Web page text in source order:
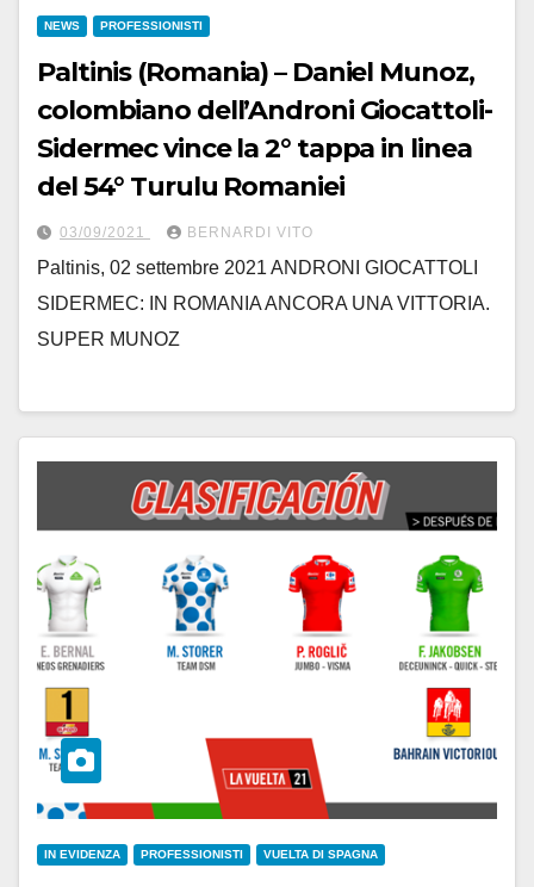
NEWS PROFESSIONISTI
Paltinis (Romania) – Daniel Munoz,
colombiano dell’Androni Giocattoli-
Sidermec vince la 2° tappa in linea
del 54° Turulu Romaniei
03/09/2021 BERNARDI VITO
Paltinis, 02 settembre 2021 ANDRONI GIOCATTOLI
SIDERMEC: IN ROMANIA ANCORA UNA VITTORIA.
SUPER MUNOZ
IN EVIDENZA PROFESSIONISTI VUELTA DI SPAGNA